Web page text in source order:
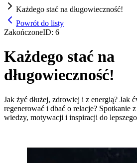
Każdego stać na długowieczność!
Powrót do listy
ZakończoneID: 6
Każdego stać na
długowieczność!
Jak żyć dłużej, zdrowiej i z energią? Jak
regenerować i dbać o relacje? Spotkanie
wiedzy, motywacji i inspiracji do